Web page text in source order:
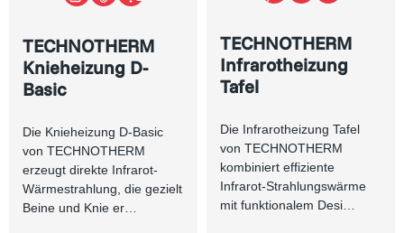
TECHNOTHERM
Knieheizung D-
Basic
Die Knieheizung D-Basic
von TECHNOTHERM
erzeugt direkte Infrarot-
Wärmestrahlung, die gezielt
Beine und Knie er…
TECHNOTHERM
Infrarotheizung
Tafel
Die Infrarotheizung Tafel
von TECHNOTHERM
kombiniert effiziente
Infrarot-Strahlungswärme
mit funktionalem Desi…